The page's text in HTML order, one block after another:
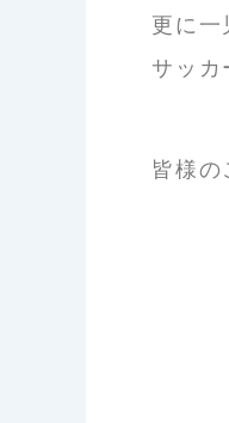
更に一
サッカ
皆様の